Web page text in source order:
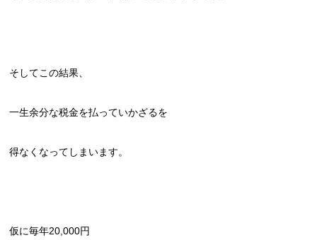
そしてこの結果、
一生余分な税金を払っていかざるを
得なくなってしまいます。
仮に毎年20,000円